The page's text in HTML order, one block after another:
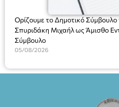
Ορίζουμε το Δημοτικό Σύμβουλο
Σπυριδάκη Μιχαήλ ως Άμισθο
Σύμβουλο
05/08/2026